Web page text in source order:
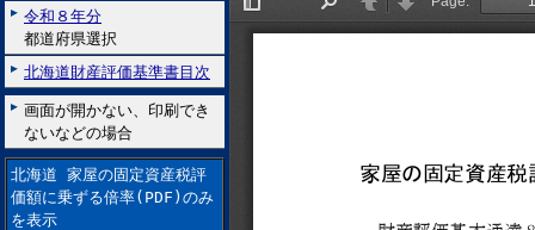
令和８年分
都道府県選択
北海道財産評価基準書目次
画面が開かない、印刷でき
ないなどの場合
北海道 家屋の固定資産税評
価額に乗ずる倍率(PDF)のみ
を表示